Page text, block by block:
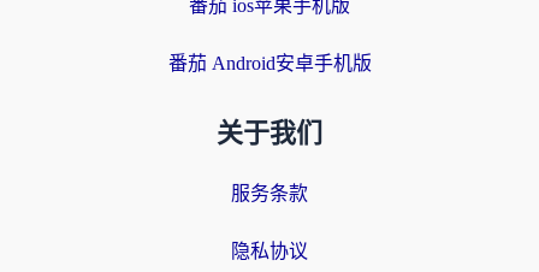
番茄 ios苹果手机版
番茄 Android安卓手机版
关于我们
服务条款
隐私协议